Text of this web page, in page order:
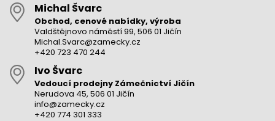
Michal Švarc
Obchod, cenové nabídky, výroba
Valdštějnovo náměstí 99, 506 01 Jičín
Michal.Svarc@zamecky.cz
+420 723 470 244
Ivo Švarc
Vedoucí prodejny Zámečnictví Jičín
Nerudova 45, 506 01 Jičín
info@zamecky.cz
+420 774 301 333